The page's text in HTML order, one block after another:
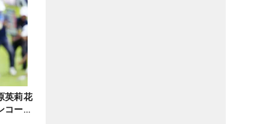
英莉花
コー